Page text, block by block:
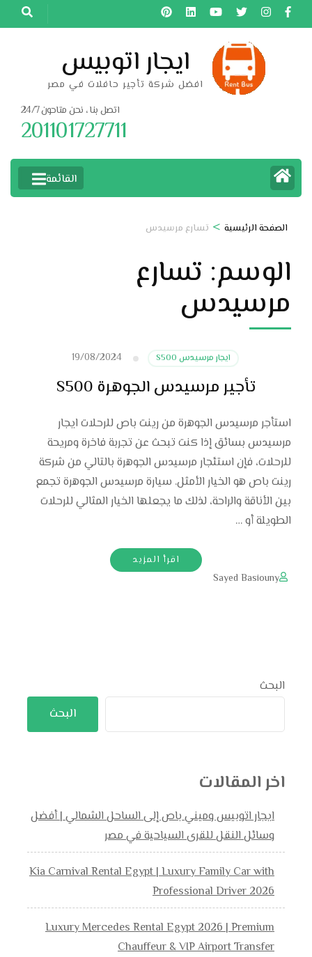
تخطى
إلى
ايجار اتوبيس
افضل شركة تأجير حافلات في مصر
اتصل بنا ، نحن متاحون 24/7
201101727711
القائمة
الصفحة الرئيسية > تسارع مرسيدس
الوسم: تسارع
مرسيدس
ايجار مرسيدس S500 19/08/2024
تأجير مرسيدس الجوهرة S500
استأجر مرسيدس الجوهرة من رينت باص للرحلات ايجار
مرسيدس بسائق إذا كنت تبحث عن تجربة فاخرة ومريحة
للرحلات، فإن استئجار مرسيدس الجوهرة بالتالي من شركة
رينت باص هو الخيار الأمثل. سيارة مرسيدس الجوهرة تجمع
بين الأناقة والراحة، لذلك ما يجعلها الخيار المثالي للرحلات
الطويلة أو …
اقرأ المزيد
Sayed Basiouny
البحث
البحث
اخر المقالات
ايجار اتوبيس وميني باص إلى الساحل الشمالي | أفضل
وسائل النقل للقرى السياحية في مصر
Kia Carnival Rental Egypt | Luxury Family Car with
Professional Driver 2026
Luxury Mercedes Rental Egypt 2026 | Premium
Chauffeur & VIP Airport Transfer